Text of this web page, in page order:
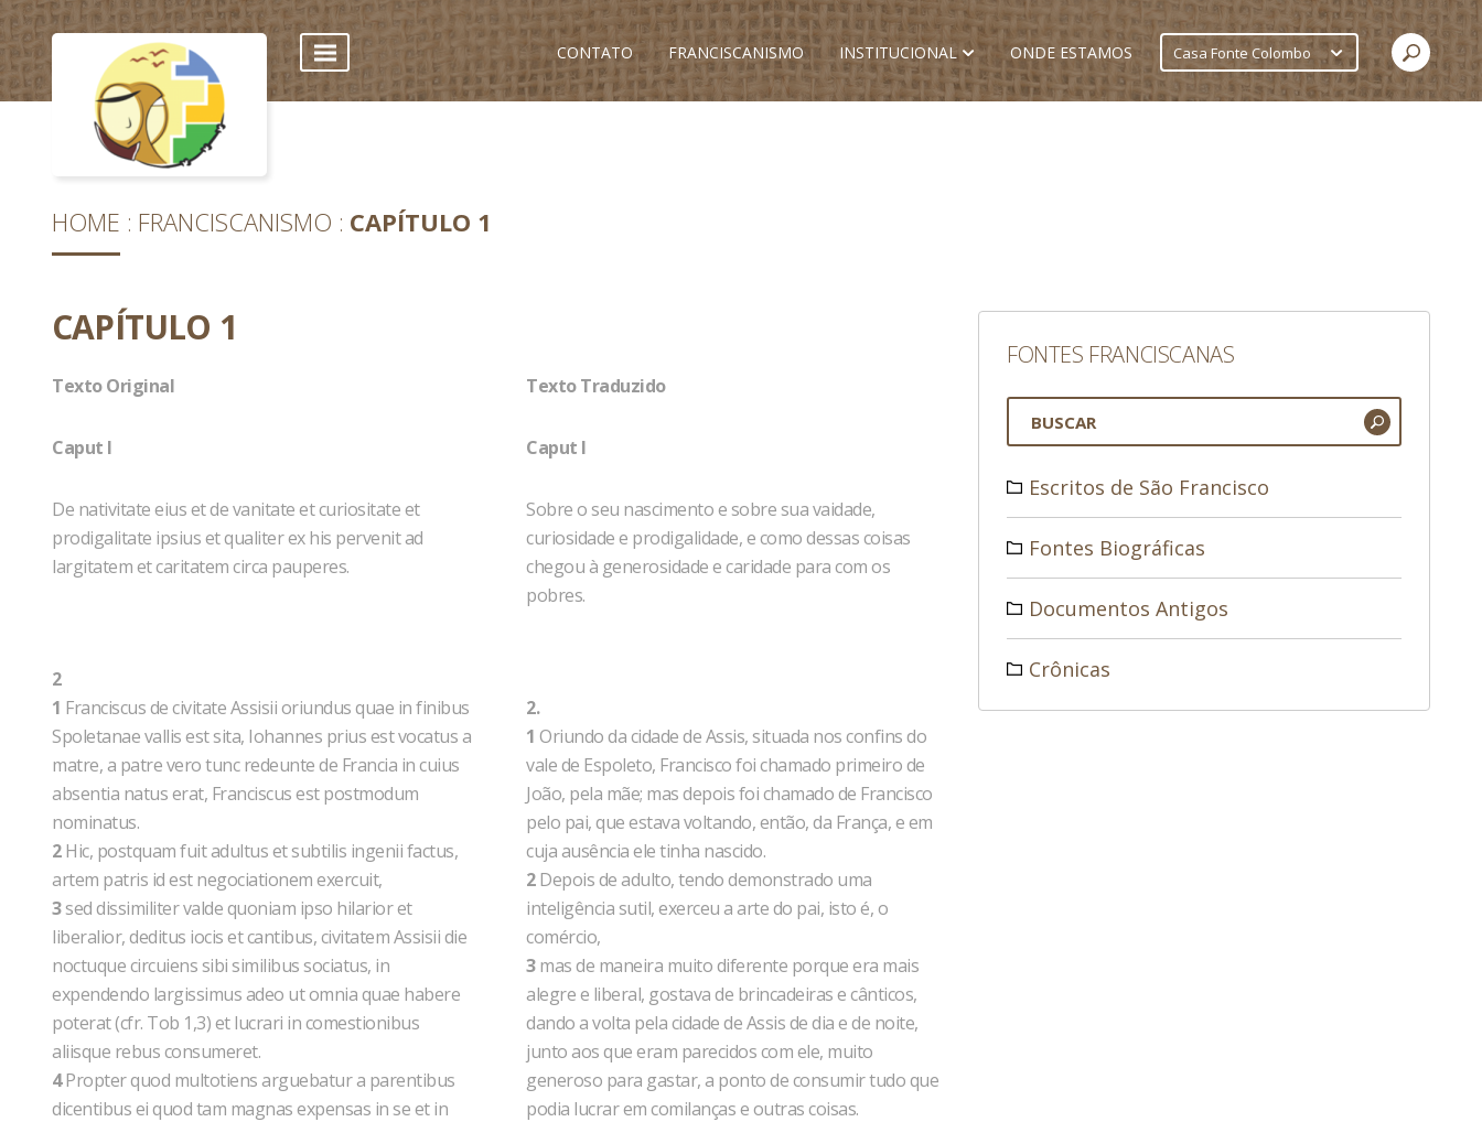
CONTATO FRANCISCANISMO INSTITUCIONAL ONDE ESTAMOS Casa Fonte Colombo
HOME FRANCISCANISMO CAPÍTULO 1
CAPÍTULO 1
Texto Original
Caput I
De nativitate eius et de vanitate et curiositate et
prodigalitate ipsius et qualiter ex his pervenit ad
largitatem et caritatem circa pauperes.
2
1 Franciscus de civitate Assisii oriundus quae in finibus
Spoletanae vallis est sita, Iohannes prius est vocatus a
matre, a patre vero tunc redeunte de Francia in cuius
absentia natus erat, Franciscus est postmodum
nominatus.
2Hic, postquam fuit adultus et subtilis ingenii factus,
artem patris id est negociationem exercuit,
3sed dissimiliter valde quoniam ipso hilarior et
liberalior, deditus iocis et cantibus, civitatem Assisii die
noctuque circuiens sibi similibus sociatus, in
expendendo largissimus adeo ut omnia quae habere
poterat (cfr. Tob 1,3) et lucrari in comestionibus
aliisque rebus consumeret.
4Propter quod multotiens arguebatur a parentibus
dicentibus ei quod tam magnas expensas in se et in
Texto Traduzido
Caput I
Sobre o seu nascimento e sobre sua vaidade,
curiosidade e prodigalidade, e como dessas coisas
chegou à generosidade e caridade para com os
pobres.
2.
1 Oriundo da cidade de Assis, situada nos confins do
vale de Espoleto, Francisco foi chamado primeiro de
João, pela mãe; mas depois foi chamado de Francisco
pelo pai, que estava voltando, então, da França, e em
cuja ausência ele tinha nascido.
2Depois de adulto, tendo demonstrado uma
inteligência sutil, exerceu a arte do pai, isto é, o
comércio,
3mas de maneira muito diferente porque era mais
alegre e liberal, gostava de brincadeiras e cânticos,
dando a volta pela cidade de Assis de dia e de noite,
junto aos que eram parecidos com ele, muito
generoso para gastar, a ponto de consumir tudo que
podia lucrar em comilanças e outras coisas.
FONTES FRANCISCANAS
Escritos de São Francisco
Fontes Biográficas
Documentos Antigos
Crônicas